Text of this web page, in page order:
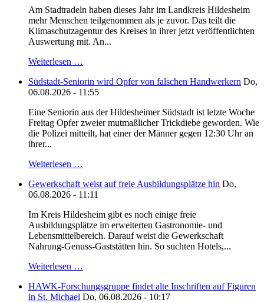
Am Stadtradeln haben dieses Jahr im Landkreis Hildesheim
mehr Menschen teilgenommen als je zuvor. Das teilt die
Klimaschutzagentur des Kreises in ihrer jetzt veröffentlichten
Auswertung mit. An...
Weiterlesen …
Südstadt-Seniorin wird Opfer von falschen Handwerkern Do,
06.08.2026 - 11:55
Eine Seniorin aus der Hildesheimer Südstadt ist letzte Woche
Freitag Opfer zweier mutmaßlicher Trickdiebe geworden. Wie
die Polizei mitteilt, hat einer der Männer gegen 12:30 Uhr an
ihrer...
Weiterlesen …
Gewerkschaft weist auf freie Ausbildungsplätze hin Do,
06.08.2026 - 11:11
Im Kreis Hildesheim gibt es noch einige freie
Ausbildungsplätze im erweiterten Gastronomie- und
Lebensmittelbereich. Darauf weist die Gewerkschaft
Nahrung-Genuss-Gaststätten hin. So suchten Hotels,...
Weiterlesen …
HAWK-Forschungsgruppe findet alte Inschriften auf Figuren
in St. Michael Do, 06.08.2026 - 10:17